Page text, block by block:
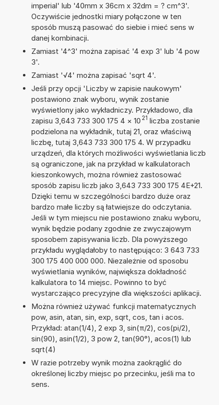
imperial' lub '40mm x 36cm x 32dm = ? cm^3'.
Oczywiście jednostki miary połączone w ten
sposób muszą pasować do siebie i mieć sens w
danej kombinacji.
Zamiast '4^3' można zapisać '4 exp 3' lub '4 pow
3'.
Zamiast '√4' można zapisać 'sqrt 4'.
Jeśli przy opcji 'Liczby w zapisie naukowym'
postawiono znak wyboru, wynik zostanie
wyświetlony jako wykładniczy. Przykładowo, dla
zapisu 3,643 733 300 175 4 × 10 21 liczba zostanie
podzielona na wykładnik, tutaj 21, oraz właściwą
liczbę, tutaj 3,643 733 300 175 4. W przypadku
urządzeń, dla których możliwości wyświetlania liczb
są ograniczone, jak na przykład w kalkulatorach
kieszonkowych, można również zastosować
sposób zapisu liczb jako 3,643 733 300 175 4E+21.
Dzięki temu w szczególności bardzo duże oraz
bardzo małe liczby są łatwiejsze do odczytania.
Jeśli w tym miejscu nie postawiono znaku wyboru,
wynik będzie podany zgodnie ze zwyczajowym
sposobem zapisywania liczb. Dla powyższego
przykładu wyglądałoby to następująco: 3 643 733
300 175 400 000 000. Niezależnie od sposobu
wyświetlania wyników, największa dokładność
kalkulatora to 14 miejsc. Powinno to być
wystarczająco precyzyjne dla większości aplikacji.
Można również używać funkcji matematycznych
pow, asin, atan, sin, exp, sqrt, cos, tan i acos.
Przykład: atan(1/4), 2 exp 3, sin(π/2), cos(pi/2),
sin(90), asin(1/2), 3 pow 2, tan(90°), acos(1) lub
sqrt(4)
W razie potrzeby wynik można zaokrąglić do
określonej liczby miejsc po przecinku, jeśli ma to
sens.